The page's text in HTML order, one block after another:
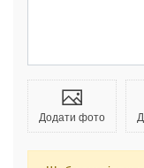
Додати фото